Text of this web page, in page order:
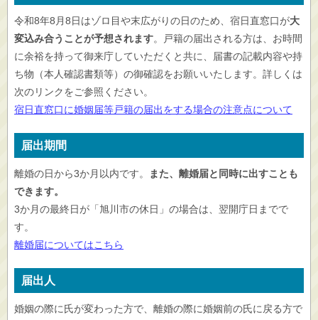
令和8年8月8日はゾロ目や末広がりの日のため、宿日直窓口が大
変込み合うことが予想されます。戸籍の届出される方は、お時間
に余裕を持って御来庁していただくと共に、届書の記載内容や持
ち物（本人確認書類等）の御確認をお願いいたします。詳しくは
次のリンクをご参照ください。
宿日直窓口に婚姻届等戸籍の届出をする場合の注意点について
届出期間
離婚の日から3か月以内です。
また、離婚届と同時に出すことも
できます。
3か月の最終日が「旭川市の休日」の場合は、翌開庁日までで
す。
離婚届についてはこちら
届出人
婚姻の際に氏が変わった方で、離婚の際に婚姻前の氏に戻る方で